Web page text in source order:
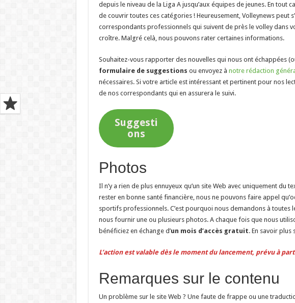
depuis le niveau de la Liga A jusqu’aux équipes de jeunes. En tout
de couvrir toutes ces catégories ! Heureusement, Volleynews peut
correspondants professionnels qui suivent de près le volley dans
croître. Malgré celà, nous pouvons rater certaines informations.
Souhaitez-vous rapporter des nouvelles qui nous ont échappées
formulaire de suggestions ou envoyez à notre rédaction
nécessaires. Si votre article est intéressant et pertinent pour nos
de nos correspondants qui en assurera le suivi.
Suggesti
ons
Photos
Il n’y a rien de plus ennuyeux qu’un site Web avec uniquement du
rester en bonne santé financière, nous ne pouvons faire appel
sportifs professionnels. C’est pourquoi nous demandons à toutes
nous fournir une ou plusieurs photos. A chaque fois que nous
bénéficiez en échange d’un mois d’accès gratuit. En savoir plus
L’action est valable dès le moment du lancement, prévu à
Remarques sur le contenu
Un problème sur le site Web ? Une faute de frappe ou une